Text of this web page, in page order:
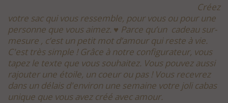
Créez
votre sac qui vous ressemble, pour vous ou pour une
personne que vous aimez. ♥ Parce qu’un cadeau sur-
mesure , c’est un petit mot d’amour qui reste à vie.
C'est très simple ! Grâce à notre configurateur, vous
tapez le texte que vous souhaitez. Vous pouvez aussi
rajouter une étoile, un coeur ou pas ! Vous recevrez
dans un délais d'environ une semaine votre joli cabas
unique que vous avez créé avec amour.